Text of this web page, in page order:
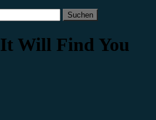
It Will Find You